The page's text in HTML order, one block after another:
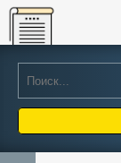
Online-